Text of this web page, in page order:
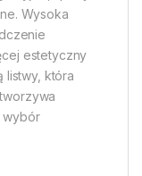
Wysoka
estetyczny
listwy, która
wybór